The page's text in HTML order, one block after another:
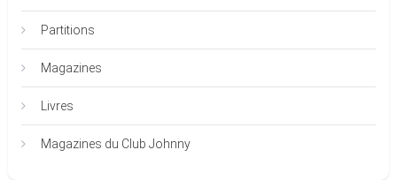
Partitions
Magazines
Livres
Magazines du Club Johnny